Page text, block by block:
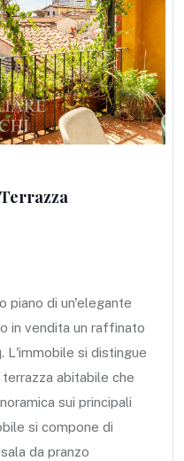
piano di un'elegante
in vendita un raffinato
L'immobile si distingue
abitabile che
sui principali
si compone di
da pranzo